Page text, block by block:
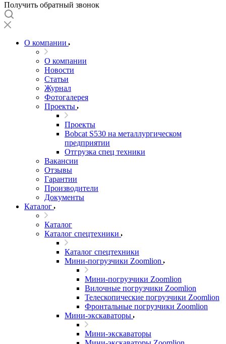
Получить обратный звонок
О компании
О компании
Новости
Статьи
Журнал
Фотогалерея
Проекты
Проекты
Bobcat S530 на металлургическом
предприятии
Отгрузка спец техники
Вакансии
Отзывы
Гарантии
Производители
Документы
Каталог
Каталог
Каталог спецтехники
Каталог спецтехники
Мини-погрузчики Zoomlion
Мини-погрузчики Zoomlion
Вилочные погрузчики Zoomlion
Телескопические погрузчики Zoomlion
Фронтальные погрузчики Zoomlion
Мини-экскаваторы
Мини-экскаваторы